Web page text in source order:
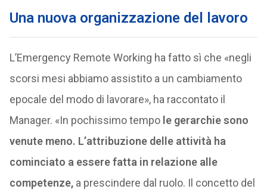
Una nuova organizzazione del lavoro
L’Emergency Remote Working ha fatto sì che «negli
scorsi mesi abbiamo assistito a un cambiamento
epocale del modo di lavorare», ha raccontato il
Manager. «In pochissimo tempo le gerarchie sono
venute meno. L’attribuzione delle attività ha
cominciato a essere fatta in relazione alle
competenze,a prescindere dal ruolo. Il concetto del